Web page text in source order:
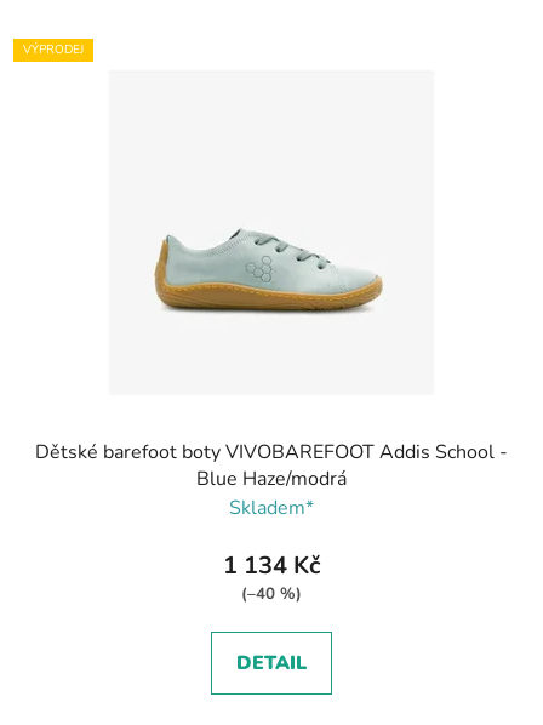
VÝPRODEJ
Dětské barefoot boty VIVOBAREFOOT Addis School -
Blue Haze/modrá
Skladem*
1 134 Kč
(–40 %)
DETAIL